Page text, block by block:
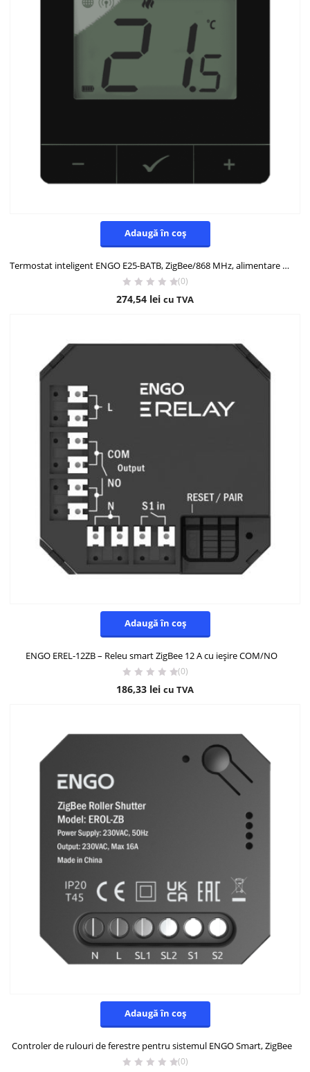
Adaugă în coș
Termostat inteligent ENGO E25-BATB, ZigBee/868 MHz, alimentare pe baterii, negru
(0)
274,54 lei cu TVA
Adaugă în coș
ENGO EREL-12ZB – Releu smart ZigBee 12 A cu ieșire COM/NO
(0)
186,33 lei cu TVA
Adaugă în coș
Controler de rulouri de ferestre pentru sistemul ENGO Smart, ZigBee
(0)